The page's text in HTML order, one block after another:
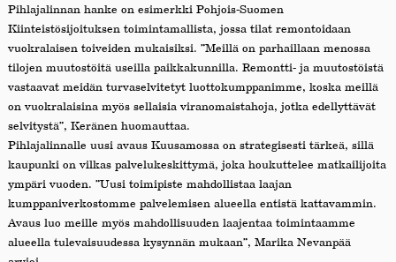
Pihlajalinnan hanke on esimerkki Pohjois-Suomen
Kiinteistösijoituksen toimintamallista, jossa tilat remontoidaan
vuokralaisen toiveiden mukaisiksi. ”Meillä on parhaillaan menossa
tilojen muutostöitä useilla paikkakunnilla. Remontti- ja muutostöistä
vastaavat meidän turvaselvitetyt luottokumppanimme, koska meillä
on vuokralaisina myös sellaisia viranomaistahoja, jotka edellyttävät
selvitystä”, Keränen huomauttaa.
Pihlajalinnalle uusi avaus Kuusamossa on strategisesti tärkeä, sillä
kaupunki on vilkas palvelukeskittymä, joka houkuttelee matkailijoita
ympäri vuoden. ”Uusi toimipiste mahdollistaa laajan
kumppaniverkostomme palvelemisen alueella entistä kattavammin.
Avaus luo meille myös mahdollisuuden laajentaa toimintaamme
alueella tulevaisuudessa kysynnän mukaan”, Marika Nevanpää